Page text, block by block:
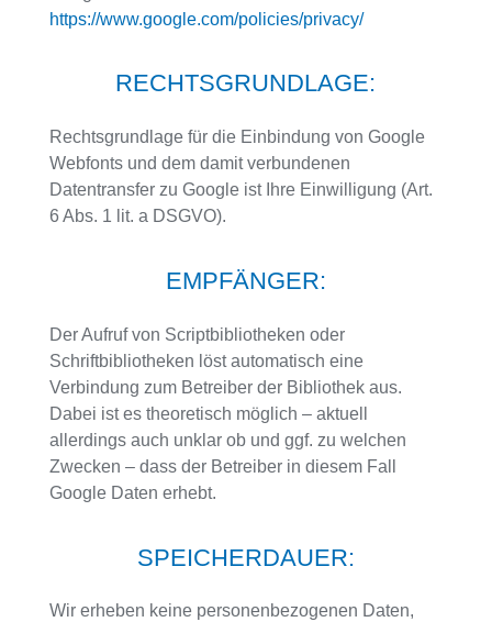
https://www.google.com/policies/privacy/
RECHTSGRUNDLAGE:
Rechtsgrundlage für die Einbindung von Google
Webfonts und dem damit verbundenen
Datentransfer zu Google ist Ihre Einwilligung (Art.
6 Abs. 1 lit. a DSGVO).
EMPFÄNGER:
Der Aufruf von Scriptbibliotheken oder
Schriftbibliotheken löst automatisch eine
Verbindung zum Betreiber der Bibliothek aus.
Dabei ist es theoretisch möglich – aktuell
allerdings auch unklar ob und ggf. zu welchen
Zwecken – dass der Betreiber in diesem Fall
Google Daten erhebt.
SPEICHERDAUER:
Wir erheben keine personenbezogenen Daten,